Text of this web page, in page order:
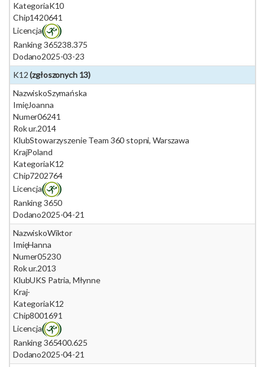
KategoriaK10
Chip1420641
Licencja
Ranking 365238.375
Dodano2025-03-23
K12(zgłoszonych 13)
NazwiskoSzymańska
ImięJoanna
Numer06241
Rok ur.2014
KlubStowarzyszenie Team 360 stopni, Warszawa
KrajPoland
KategoriaK12
Chip7202764
Licencja
Ranking 3650
Dodano2025-04-21
NazwiskoWiktor
ImięHanna
Numer05230
Rok ur.2013
KlubUKS Patria, Młynne
Kraj-
KategoriaK12
Chip8001691
Licencja
Ranking 365400.625
Dodano2025-04-21